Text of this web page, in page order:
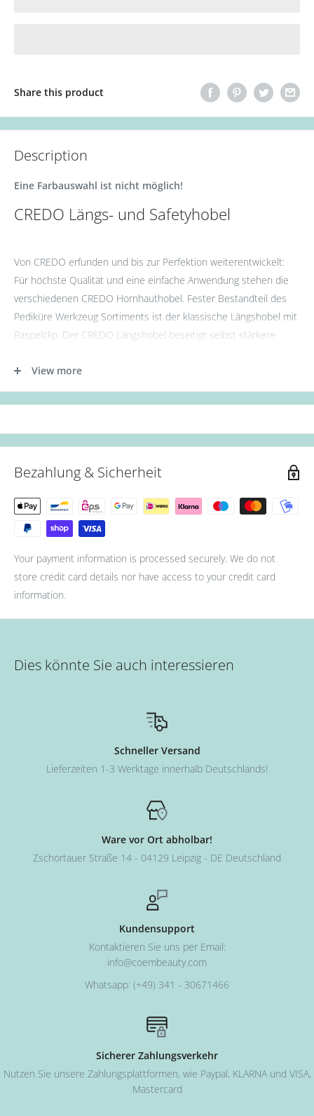
Share this product
Description
Eine Farbauswahl ist nicht möglich!
CREDO Längs- und Safetyhobel
Von CREDO erfunden und bis zur Perfektion weiterentwickelt:
Für höchste Qualität und eine einfache Anwendung stehen die
verschiedenen CREDO Hornhauthobel. Fester Bestandteil des
Pediküre Werkzeug Sortiments ist der klassische Längshobel mit
Raspelclip. Der CREDO Längshobel beseitigt selbst stärkere
kann ganz einfach auf die Klinge aufgesteckt und die Haut damit
sanft nachbehandelt werden. Der patentierte Safetyhobel mit
verkapselter Hobelklinge macht ein sicheres Auswechseln der
erhältlich.
View more
Bezahlung & Sicherheit
Your payment information is processed securely. We do not
store credit card details nor have access to your credit card
information.
Dies könnte Sie auch interessieren
Schneller Versand
Lieferzeiten 1-3 Werktage innerhalb Deutschlands!
Ware vor Ort abholbar!
Zschortauer Straße 14 - 04129 Leipzig - DE Deutschland
Kundensupport
Kontaktieren Sie uns per Email:
info@coembeauty.com
Whatsapp: (+49) 341 - 30671466
Sicherer Zahlungsverkehr
Nutzen Sie unsere Zahlungsplattformen, wie Paypal, KLARNA und VISA,
Mastercard